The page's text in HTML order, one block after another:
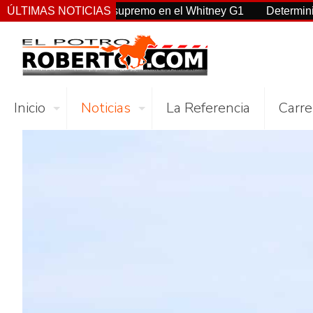
ÚLTIMAS NOTICIASsupremo en el Whitney G1 Deterministic:
Inicio Noticias La Referencia